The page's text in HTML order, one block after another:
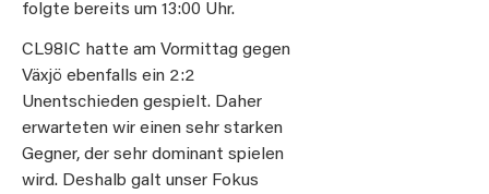
folgte bereits um 13:00 Uhr.
CL98IC hatte am Vormittag gegen
Växjö ebenfalls ein 2:2
Unentschieden gespielt. Daher
erwarteten wir einen sehr starken
Gegner, der sehr dominant spielen
wird. Deshalb galt unser Fokus